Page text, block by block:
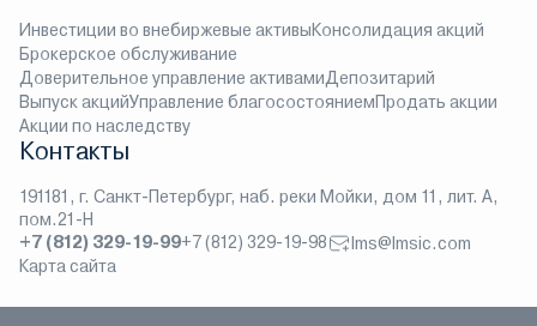
Инвестиции во внебиржевые активыКонсолидация акций
Брокерское обслуживание
Доверительное управление активамиДепозитарий
Выпуск акцийУправление благосостояниемПродать акции
Акции по наследству
Контакты
191181, г. Санкт-Петербург, наб. реки Мойки, дом 11, лит. А,
пом.21-Н
+7 (812) 329-19-99+7 (812) 329-19-98
lms@lmsic.com
Карта сайта